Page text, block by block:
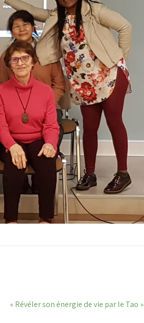
« Révéler son énergie de vie par le Tao »